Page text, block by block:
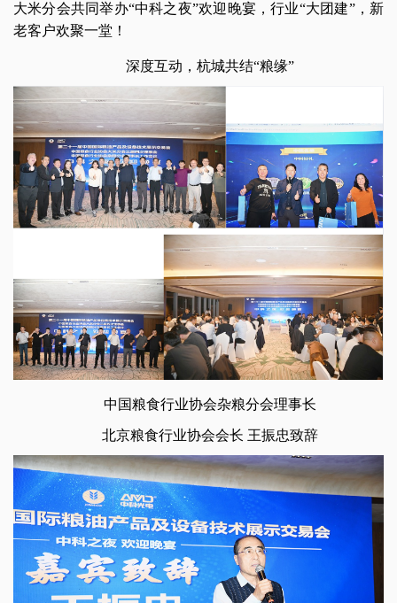
大米分会共同举办“中科之夜”欢迎晚宴，行业“大团建”，新
老客户欢聚一堂！
深度互动，杭城共结“粮缘”
中国粮食行业协会杂粮分会理事长
北京粮食行业协会会长 王振忠致辞